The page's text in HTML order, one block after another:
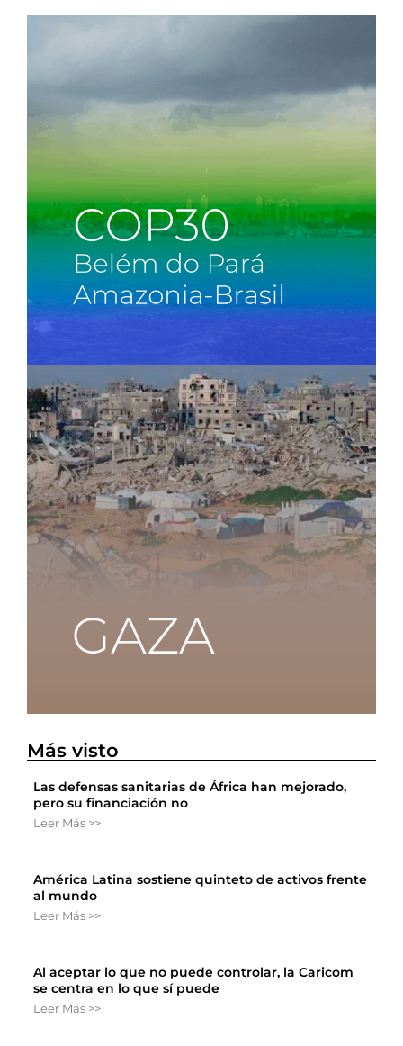
Más visto
Las defensas sanitarias de África han mejorado,
pero su financiación no
Leer Más >>
América Latina sostiene quinteto de activos frente
al mundo
Leer Más >>
Al aceptar lo que no puede controlar, la Caricom
se centra en lo que sí puede
Leer Más >>